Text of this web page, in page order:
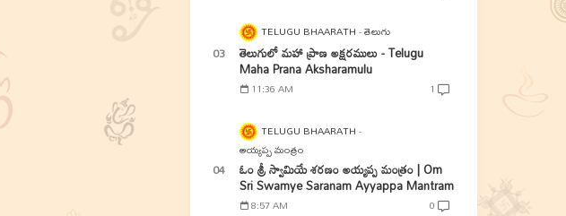
TELUGU BHAARATH తెలుగు
తెలుగులో మహా ప్రాణ అక్షరములు - Telugu
Maha Prana Aksharamulu
11:36 AM 1
TELUGU BHAARATH
అయ్యప్ప మంత్రం
ఓం శ్రీ స్వామియే శరణం అయ్యప్ప మంత్రం | Om
Sri Swamye Saranam Ayyappa Mantram
8:57 AM 0